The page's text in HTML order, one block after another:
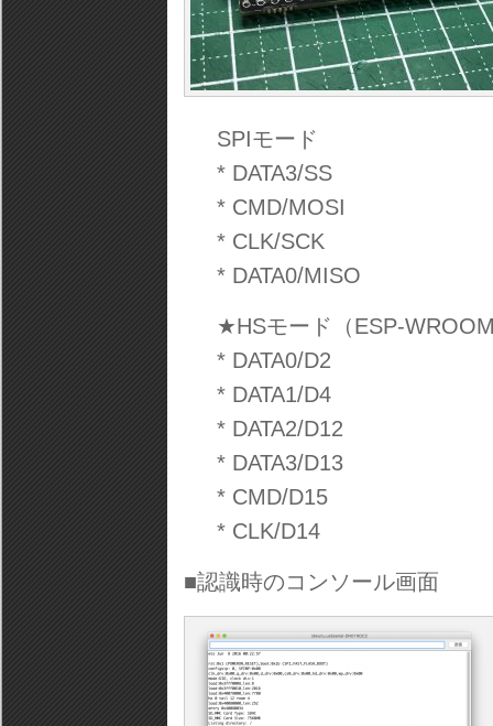
SPIモード
* DATA3/SS
* CMD/MOSI
* CLK/SCK
* DATA0/MISO
★HSモード（ESP-
* DATA0/D2
* DATA1/D4
* DATA2/D12
* DATA3/D13
* CMD/D15
* CLK/D14
■認識時のコンソール画面